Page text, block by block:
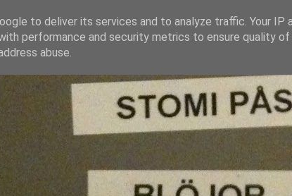
to deliver its services and to analyze traffic. Your IP
performance and security metrics to ensure quality
abuse.